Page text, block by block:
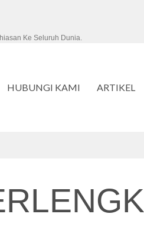
Ke Seluruh Dunia.
HUBUNGI KAMI ARTIKEL